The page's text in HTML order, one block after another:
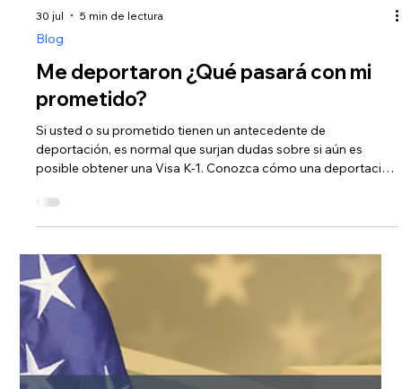
Blog
¿Fianzas para inmigrantes detenidos?
Tribunal apela al derecho.
¿Es posible una pagar una fianza para inmigrantes detenidos
custodia del Servicio de Control de Inmigración y Aduanas
(ICE), es completamente normal sentir pánico e incertidumbre
sobre su futuro. En los últimos días, decisiones clave de
tribunales federales de apelaciones han traído noticias
audiencia de fi